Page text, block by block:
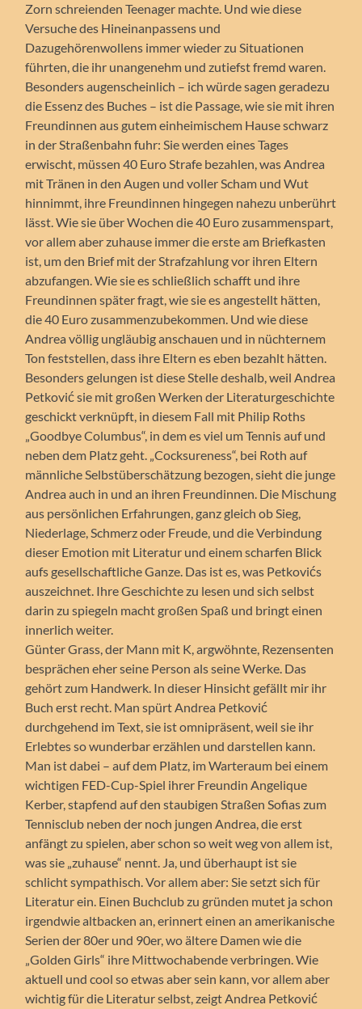
Zorn schreienden Teenager machte. Und wie diese
Versuche des Hineinanpassens und
Dazugehörenwollens immer wieder zu Situationen
führten, die ihr unangenehm und zutiefst fremd waren.
Besonders augenscheinlich – ich würde sagen geradezu
die Essenz des Buches – ist die Passage, wie sie mit ihren
Freundinnen aus gutem einheimischem Hause schwarz
in der Straßenbahn fuhr: Sie werden eines Tages
erwischt, müssen 40 Euro Strafe bezahlen, was Andrea
mit Tränen in den Augen und voller Scham und Wut
hinnimmt, ihre Freundinnen hingegen nahezu unberührt
lässt. Wie sie über Wochen die 40 Euro zusammenspart,
vor allem aber zuhause immer die erste am Briefkasten
ist, um den Brief mit der Strafzahlung vor ihren Eltern
abzufangen. Wie sie es schließlich schafft und ihre
Freundinnen später fragt, wie sie es angestellt hätten,
die 40 Euro zusammenzubekommen. Und wie diese
Andrea völlig ungläubig anschauen und in nüchternem
Ton feststellen, dass ihre Eltern es eben bezahlt hätten.
Besonders gelungen ist diese Stelle deshalb, weil Andrea
Petković sie mit großen Werken der Literaturgeschichte
geschickt verknüpft, in diesem Fall mit Philip Roths
„Goodbye Columbus“, in dem es viel um Tennis auf und
neben dem Platz geht. „Cocksureness“, bei Roth auf
männliche Selbstüberschätzung bezogen, sieht die junge
Andrea auch in und an ihren Freundinnen. Die Mischung
aus persönlichen Erfahrungen, ganz gleich ob Sieg,
Niederlage, Schmerz oder Freude, und die Verbindung
dieser Emotion mit Literatur und einem scharfen Blick
aufs gesellschaftliche Ganze. Das ist es, was Petkovićs
auszeichnet. Ihre Geschichte zu lesen und sich selbst
darin zu spiegeln macht großen Spaß und bringt einen
innerlich weiter.
Günter Grass, der Mann mit K, argwöhnte, Rezensenten
besprächen eher seine Person als seine Werke. Das
gehört zum Handwerk. In dieser Hinsicht gefällt mir ihr
Buch erst recht. Man spürt Andrea Petković
durchgehend im Text, sie ist omnipräsent, weil sie ihr
Erlebtes so wunderbar erzählen und darstellen kann.
Man ist dabei – auf dem Platz, im Warteraum bei einem
wichtigen FED-Cup-Spiel ihrer Freundin Angelique
Kerber, stapfend auf den staubigen Straßen Sofias zum
Tennisclub neben der noch jungen Andrea, die erst
anfängt zu spielen, aber schon so weit weg von allem ist,
was sie „zuhause“ nennt. Ja, und überhaupt ist sie
schlicht sympathisch. Vor allem aber: Sie setzt sich für
Literatur ein. Einen Buchclub zu gründen mutet ja schon
irgendwie altbacken an, erinnert einen an amerikanische
Serien der 80er und 90er, wo ältere Damen wie die
„Golden Girls“ ihre Mittwochabende verbringen. Wie
aktuell und cool so etwas aber sein kann, vor allem aber
wichtig für die Literatur selbst, zeigt Andrea Petković